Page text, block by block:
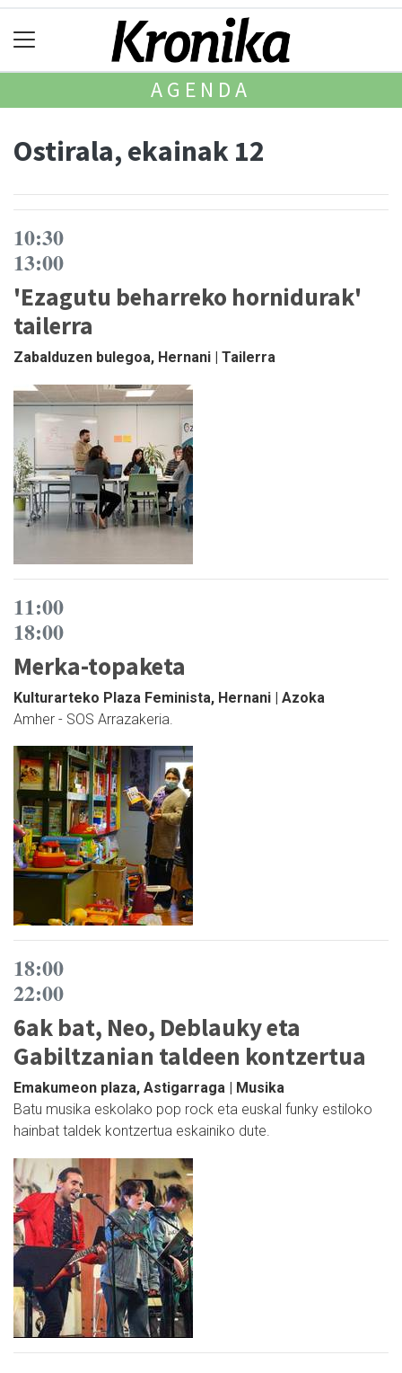
AGENDA
Ostirala, ekainak 12
10:30
13:00
'Ezagutu beharreko hornidurak'
tailerra
Zabalduzen bulegoa, Hernani | Tailerra
11:00
18:00
Merka-topaketa
Kulturarteko Plaza Feminista, Hernani | Azoka
Amher - SOS Arrazakeria.
18:00
22:00
6ak bat, Neo, Deblauky eta
Gabiltzanian taldeen kontzertua
Emakumeon plaza, Astigarraga | Musika
Batu musika eskolako pop rock eta euskal funky estiloko
hainbat taldek kontzertua eskainiko dute.